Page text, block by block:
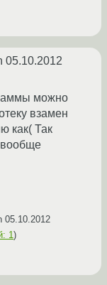
05.10.2012
можно
взамен
как( Так
вообще
05.10.2012
1)